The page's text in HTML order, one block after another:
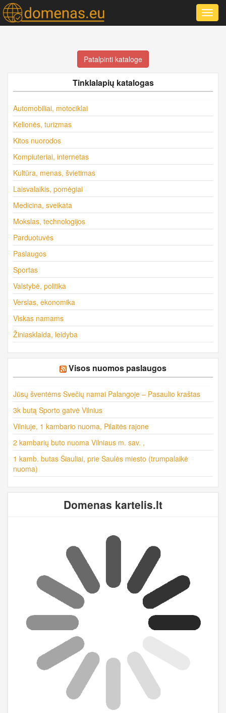
Patalpinti kataloge
Tinklalapių katalogas
Automobiliai, motociklai
Kelionės, turizmas
Kitos nuorodos
Kompiuteriai, internetas
Kultūra, menas, švietimas
Laisvalaikis, pomėgiai
Medicina, sveikata
Mokslas, technologijos
Parduotuvės
Paslaugos
Sportas
Valstybė, politika
Verslas, ekonomika
Viskas namams
Žiniasklaida, leidyba
Visos nuomos paslaugos
Jūsų šventėms Svečių namai Palangoje – Pasaulio kraštas
3k butą Sporto gatvė Vilnius
Vilniuje, 1 kambario nuoma, Pilaitės rajone
2 kambarių buto nuoma Vilniaus m. sav. ,
1 kamb. butas Šiauliai, prie Saulės miesto (trumpalaikė
nuoma)
Domenas kartelis.lt